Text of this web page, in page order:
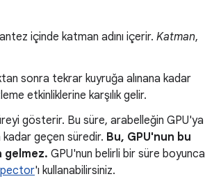
içinde katman adını içerir. Katman,
sonra tekrar kuyruğa alınana kadar
etkinliklerine karşılık gelir.
gösterir. Bu süre, arabelleğin GPU'ya
kadar geçen süredir. Bu, GPU'nun bu
gelmez. GPU'nun belirli bir süre boyunca
'ı kullanabilirsiniz.